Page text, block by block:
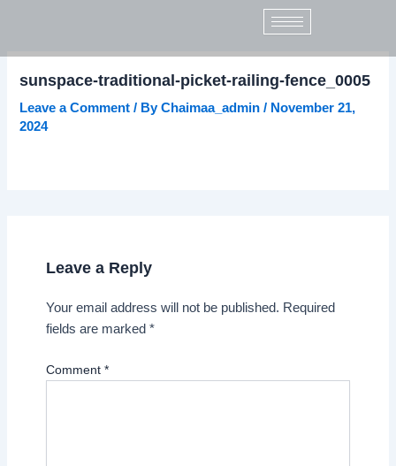
sunspace-traditional-picket-railing-fence_0005
Leave a Comment / ByChaimaa_admin/ November 21,
2024
Leave a Reply
Your email address will not be published. Required
fields are marked *
Comment *